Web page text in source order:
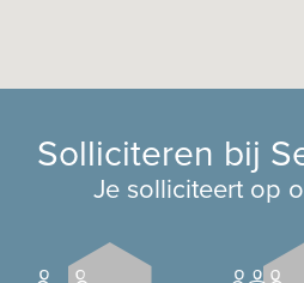
Solliciteren bij
Je solliciteert op